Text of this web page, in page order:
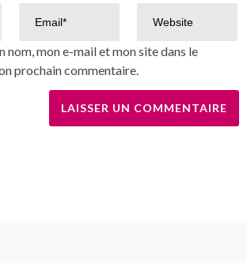
nom, mon e-mail et mon site dans le
prochain commentaire.